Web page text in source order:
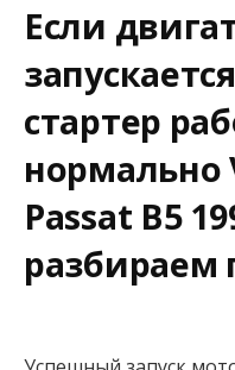
Если
стартер
нормально
Passat B5
разбираем